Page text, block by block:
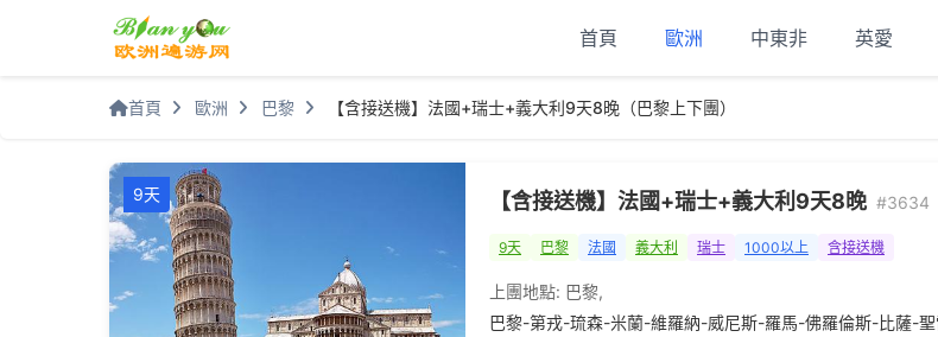
首頁 歐洲 中東非 英愛
首頁 歐洲 巴黎 【含接送機】法國+瑞士+義大利9天8晚（巴黎上下團）
9天 【含接送機】法國+瑞士+義大利9天8晚 #3634
9天 巴黎 法國 義大利 瑞士 1000以上 含接送機
上團地點: 巴黎,
巴黎-第戎-琉森-米蘭-維羅納-威尼斯-羅馬-佛羅倫斯-比薩-